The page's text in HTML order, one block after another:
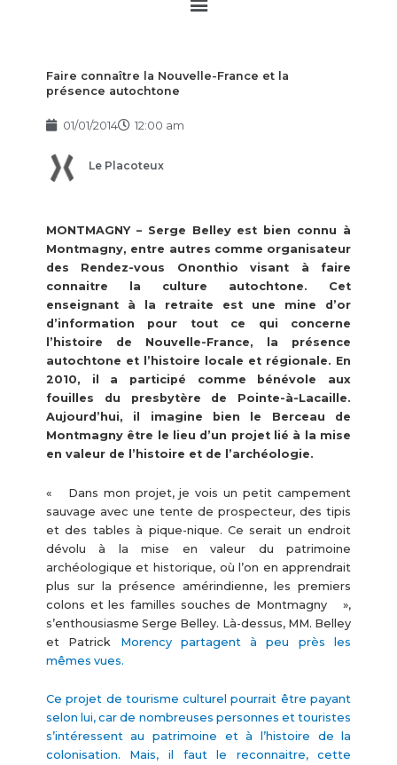
Faire connaître la Nouvelle-France et la
présence autochtone
01/01/2014 12:00 am
Le Placoteux
MONTMAGNY – Serge Belley est bien connu à
Montmagny, entre autres comme organisateur
des Rendez-vous Ononthio visant à faire
connaitre la culture autochtone. Cet
enseignant à la retraite est une mine d’or
d’information pour tout ce qui concerne
l’histoire de Nouvelle-France, la présence
autochtone et l’histoire locale et régionale. En
2010, il a participé comme bénévole aux
fouilles du presbytère de Pointe-à-Lacaille.
Aujourd’hui, il imagine bien le Berceau de
Montmagny être le lieu d’un projet lié à la mise
en valeur de l’histoire et de l’archéologie.
« Dans mon projet, je vois un petit campement
sauvage avec une tente de prospecteur, des tipis
et des tables à pique-nique. Ce serait un endroit
dévolu à la mise en valeur du patrimoine
archéologique et historique, où l’on en apprendrait
plus sur la présence amérindienne, les premiers
colons et les familles souches de Montmagny »,
s’enthousiasme Serge Belley. Là-dessus, MM. Belley
et Patrick Morency partagent à peu près les
mêmes vues.
Ce projet de tourisme culturel pourrait être payant
selon lui, car de nombreuses personnes et touristes
s’intéressent au patrimoine et à l’histoire de la
colonisation. Mais, il faut le reconnaitre, cette